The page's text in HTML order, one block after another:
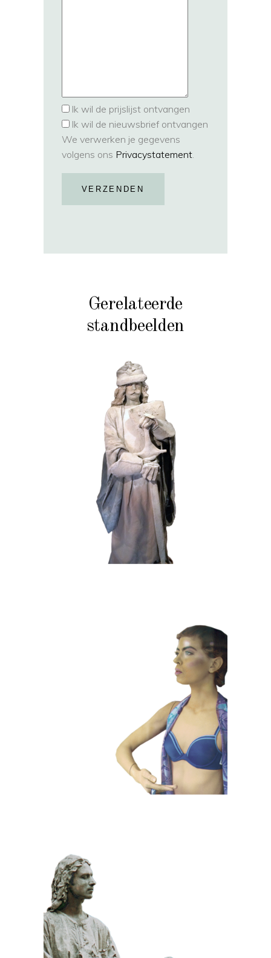
Ik wil de prijslijst ontvangen
Ik wil de nieuwsbrief ontvangen
We verwerken je gegevens
volgens ons Privacystatement.
VERZENDEN
Gerelateerde
standbeelden
HISTORIE STEEN
102 Zandgraaf
KLEUR
101 Etalagepoppen
KLASSIEK
100 Meditatief Beeld